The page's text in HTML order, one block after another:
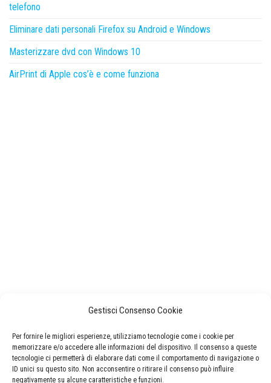
Gestisci Consenso Cookie
Per fornire le migliori esperienze, utilizziamo tecnologie come i cookie per
memorizzare e/o accedere alle informazioni del dispositivo. Il consenso a queste
tecnologie ci permetterà di elaborare dati come il comportamento di navigazione o
ID unici su questo sito. Non acconsentire o ritirare il consenso può influire
negativamente su alcune caratteristiche e funzioni.
telefono
Eliminare dati personali Firefox su Android e Windows
Masterizzare dvd con Windows 10
AirPrint di Apple cos’è e come funziona